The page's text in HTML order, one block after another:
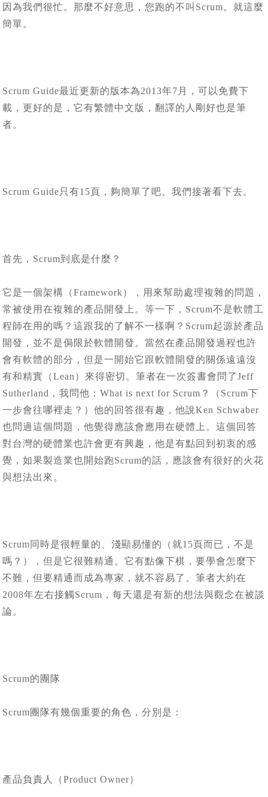
因為我們很忙。那麼不好意思，您跑的不叫Scrum。就這麼
簡單。
Scrum Guide最近更新的版本為2013年7月，可以免費下
載，更好的是，它有繁體中文版，翻譯的人剛好也是筆
者。
Scrum Guide只有15頁，夠簡單了吧。我們接著看下去。
首先，Scrum到底是什麼？
它是一個架構（Framework），用來幫助處理複雜的問題，
常被使用在複雜的產品開發上。等一下，Scrum不是軟體工
程師在用的嗎？這跟我的了解不一樣啊？Scrum起源於產品
開發，並不是侷限於軟體開發。當然在產品開發過程也許
會有軟體的部分，但是一開始它跟軟體開發的關係遠遠沒
有和精實（Lean）來得密切。筆者在一次簽書會問了Jeff
Sutherland，我問他：What is next for Scrum？（Scrum下
一步會往哪裡走？）他的回答很有趣，他說Ken Schwaber
也問過這個問題，他覺得應該會應用在硬體上。這個回答
對台灣的硬體業也許會更有興趣，他是有點回到初衷的感
覺，如果製造業也開始跑Scrum的話，應該會有很好的火花
與想法出來。
Scrum同時是很輕量的、淺顯易懂的（就15頁而已，不是
嗎？），但是它很難精通。它有點像下棋，要學會怎麼下
不難，但要精通而成為專家，就不容易了。筆者大約在
2008年左右接觸Scrum，每天還是有新的想法與觀念在被談
論。
Scrum的團隊
Scrum團隊有幾個重要的角色，分別是：
產品負責人（Product Owner）